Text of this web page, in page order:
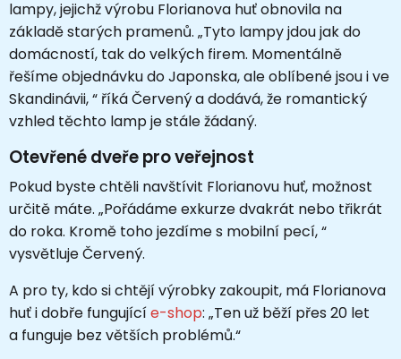
lampy, jejichž výrobu Florianova huť obnovila na
základě starých pramenů. „Tyto lampy jdou jak do
domácností, tak do velkých firem. Momentálně
řešíme objednávku do Japonska, ale oblíbené jsou i ve
Skandinávii, “ říká Červený a dodává, že romantický
vzhled těchto lamp je stále žádaný.
Otevřené dveře pro veřejnost
Pokud byste chtěli navštívit Florianovu huť, možnost
určitě máte. „Pořádáme exkurze dvakrát nebo třikrát
do roka. Kromě toho jezdíme s mobilní pecí, “
vysvětluje Červený.
A pro ty, kdo si chtějí výrobky zakoupit, má Florianova
huť i dobře fungujícíe-shop: „Ten už běží přes 20 let
a funguje bez větších problémů.“